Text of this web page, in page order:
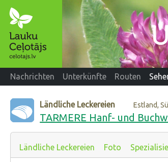
Nachrichten Unterkünfte Routen
Ländliche Leckereien Estland,
TARMERE Hanf- und
Ländliche Leckereien Foto